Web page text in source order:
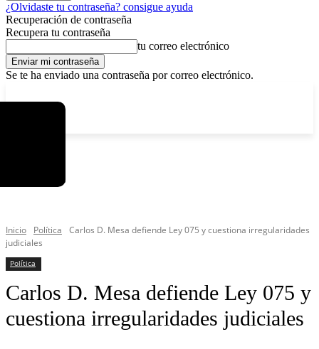
¿Olvidaste tu contraseña? consigue ayuda
Recuperación de contraseña
Recupera tu contraseña
tu correo electrónico
Se te ha enviado una contraseña por correo electrónico.
Inicio Política
Carlos D. Mesa defiende Ley 075 y cuestiona irregularidades
judiciales
Política
Carlos D. Mesa defiende Ley 075 y
cuestiona irregularidades judiciales